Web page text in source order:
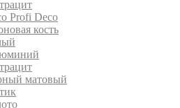
Profi Deco
кость
матовый